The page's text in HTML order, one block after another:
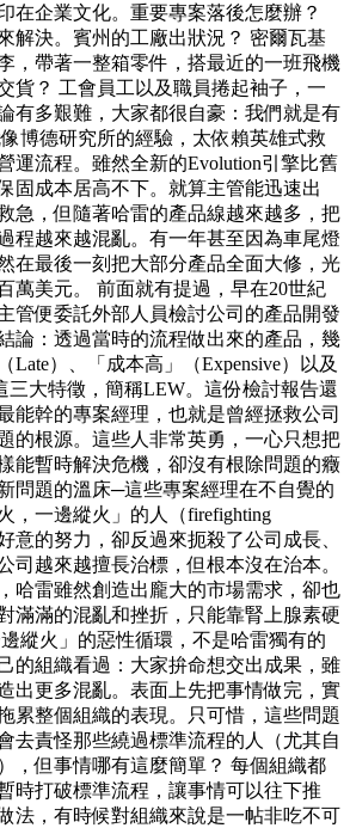
在企業文化。重要專案落後怎麼辦？
解決。賓州的工廠出狀況？ 密爾瓦基
，帶著一整箱零件，搭最近的一班飛機
貨？ 工會員工以及職員捲起袖子，一
有多艱難，大家都很自豪：我們就是有
博德研究所的經驗，太依賴英雄式救
運流程。雖然全新的Evolution引擎比舊
固成本居高不下。就算主管能迅速出
急，但隨著哈雷的產品線越來越多，把
程越來越混亂。有一年甚至因為車尾燈
在最後一刻把大部分產品全面大修，光
萬美元。 前面就有提過，早在20世紀
管便委託外部人員檢討公司的產品開發
論：透過當時的流程做出來的產品，幾
Late）、「成本高」（Expensive）以及
三大特徵，簡稱LEW。這份檢討報告還
能幹的專案經理，也就是曾經拯救公司
的根源。這些人非常英勇，一心只想把
能暫時解決危機，卻沒有根除問題的癥
問題的溫床─這些專案經理在不自覺的
，一邊縱火」的人（firefighting
意的努力，卻反過來扼殺了公司成長、
司越來越擅長治標，但根本沒在治本。
哈雷雖然創造出龐大的市場需求，卻也
滿滿的混亂和挫折，只能靠腎上腺素硬
縱火」的惡性循環，不是哈雷獨有的
的組織看過：大家拚命想交出成果，雖
出更多混亂。表面上先把事情做完，實
累整個組織的表現。只可惜，這些問題
去責怪那些繞過標準流程的人（尤其自
，但事情哪有這麼簡單？ 每個組織都
時打破標準流程，讓事情可以往下推
法，有時候對組織來說是一帖非吃不可